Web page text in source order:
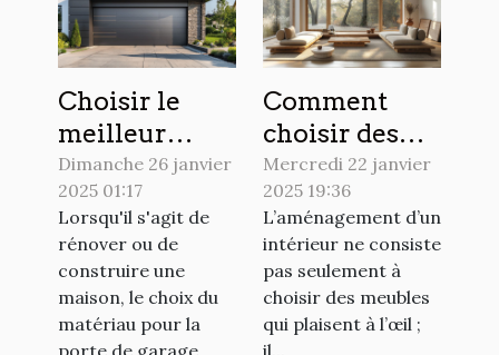
Choisir le
meilleur
matériau
pour votre
porte de
garage
Dimanche 26 janvier
2025 01:17
Lorsqu'il s'agit de
rénover ou de
construire une
maison, le choix du
matériau pour la
porte de garage
Comment
choisir des
meubles
durables pour
votre
intérieur
Mercredi 22 janvier
2025 19:36
L’aménagement d’un
intérieur ne consiste
pas seulement à
choisir des meubles
qui plaisent à l’œil ;
il...